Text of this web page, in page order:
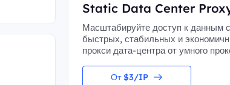
Static Data Center
Масштабируйте доступ к данным
быстрых, стабильных и
прокси дата-центра от умного
От $3/IP